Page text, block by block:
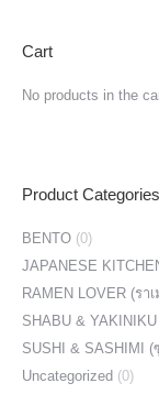
Cart
No products in the
Product Categories
BENTO (0)
JAPANESE
RAMEN LOVER (รา
SHABU &
SUSHI & SASHIMI
Uncategorized (0)